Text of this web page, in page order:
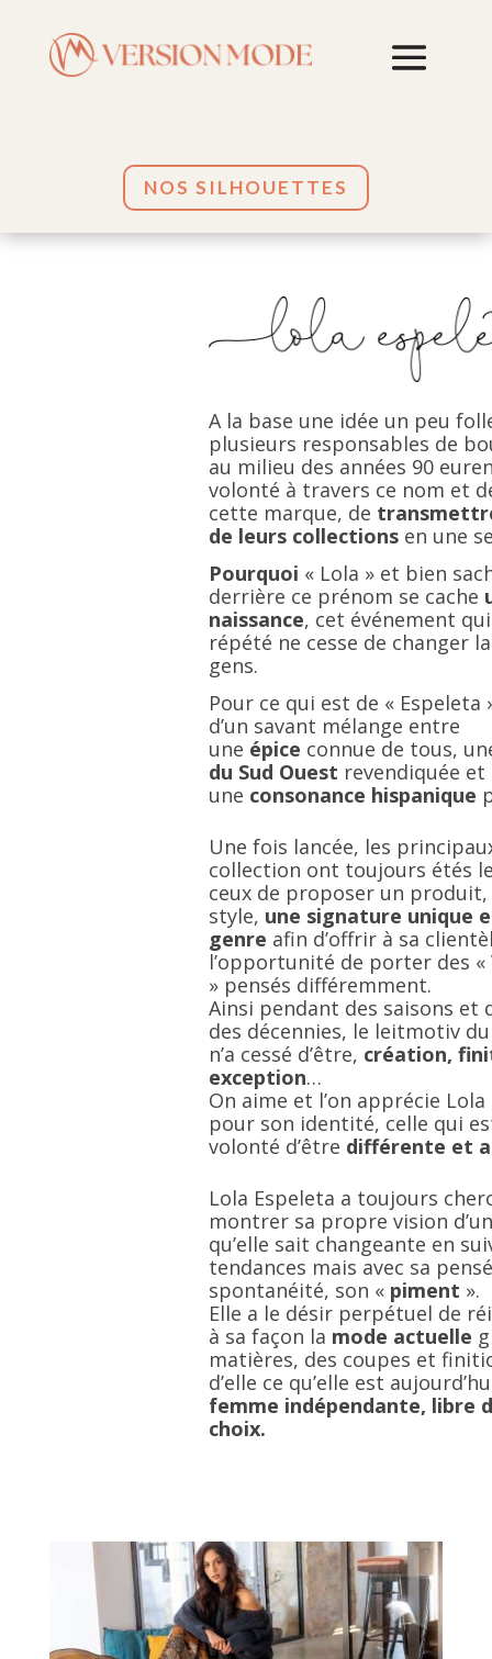
NOS SILHOUETTES
A la base une idée un peu
plusieurs responsables de
au milieu des années 90
volonté à travers ce nom et
cette marque, de
de leurs collections en une
Pourquoi « Lola » et bien
derrière ce prénom se cache
naissance, cet événement
répété ne cesse de changer
gens.
Pour ce qui est de « Espeleta
d’un savant mélange entre
une épice connue de tous,
du Sud Ouest revendiquée et
une consonance hispanique
Une fois lancée, les
collection ont toujours étés
ceux de proposer un produit,
style, une signature unique
genre afin d’offrir à sa
l’opportunité de porter des
» pensés différemment.
Ainsi pendant des saisons et
des décennies, le leitmotiv
n’a cessé d’être, création,
exception…
On aime et l’on apprécie
pour son identité, celle qui
volonté d’être différente et
Lola Espeleta a toujours
montrer sa propre vision
qu’elle sait changeante en
tendances mais avec sa
spontanéité, son « piment ».
Elle a le désir perpétuel de
à sa façon la mode actuelle
matières, des coupes et
d’elle ce qu’elle est
femme indépendante, libre
choix.